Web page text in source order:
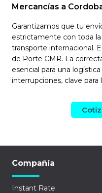
Mercancías a
Garantizamos que tu
estrictamente con toda
transporte internacional.
de Porte CMR. La
esencial para una
interrupciones, clave para
Compañía
Instant Rate